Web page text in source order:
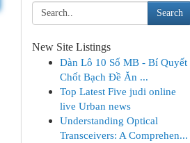
Search
New Site Listings
Dàn Lô 10 Số MB - Bí Quyết
Chốt Bạch Đề Ăn ...
Top Latest Five judi online
live Urban news
Understanding Optical
Transceivers: A Comprehen...